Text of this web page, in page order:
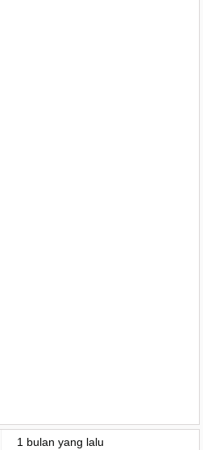
1 bulan yang lalu